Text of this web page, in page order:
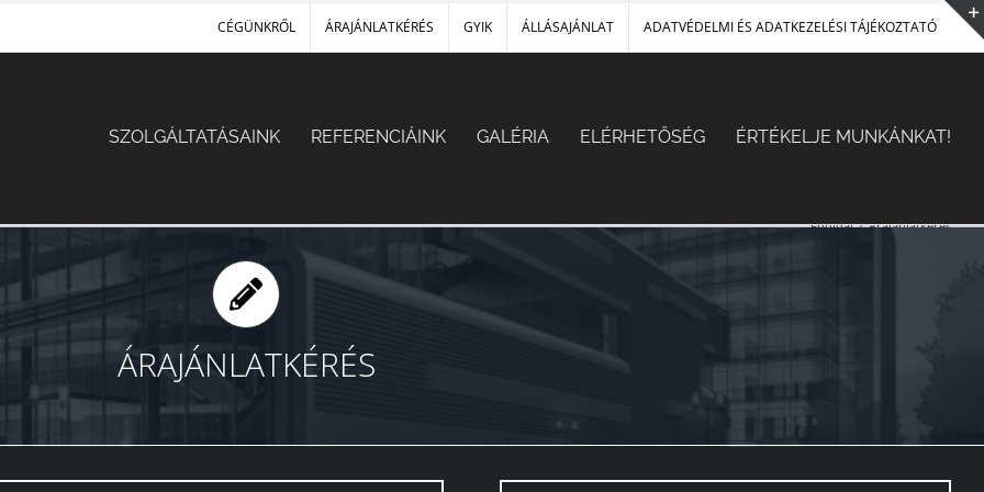
CÉGÜNKRŐL ÁRAJÁNLATKÉRÉS GYIK ÁLLÁSAJÁNLAT ADATVÉDELMI ÉS ADATKEZELÉSI TÁJÉKOZTATÓ
SZOLGÁLTATÁSAINK REFERENCIÁINK GALÉRIA ELÉRHETŐSÉG ÉRTÉKELJE MUNKÁNKAT!
Főoldal / Árajánlatkérés
ÁRAJÁNLATKÉRÉS